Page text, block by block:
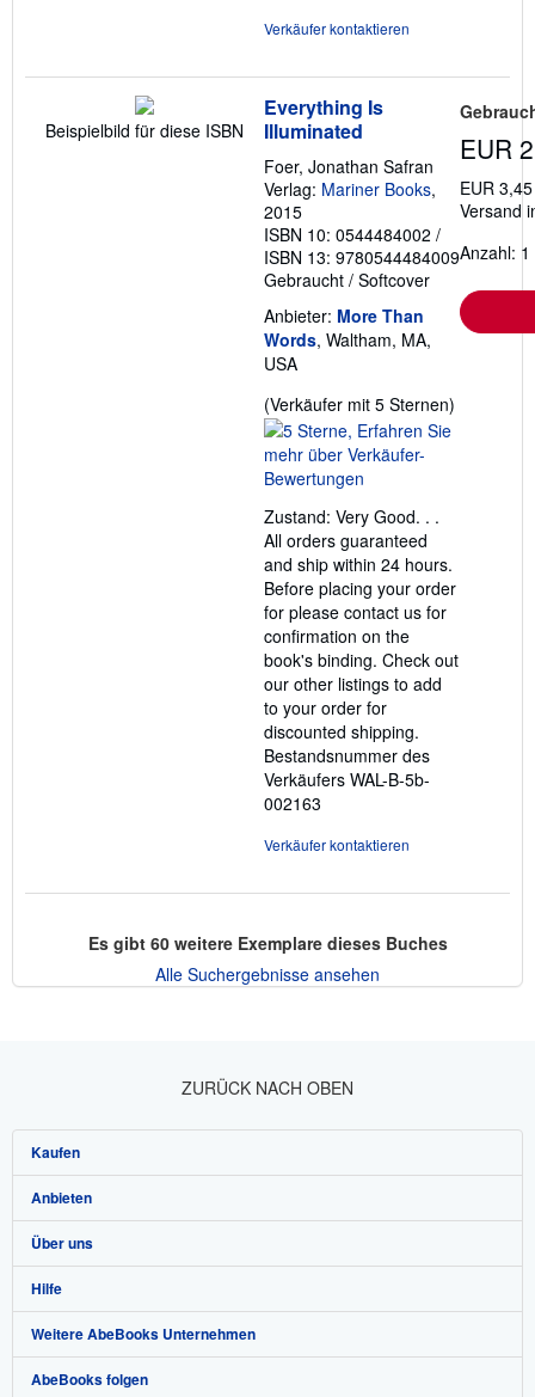
Verkäufer kontaktieren
Beispielbild für diese ISBN
Everything Is
Illuminated
Foer, Jonathan Safran
Verlag: Mariner Books,
2015
ISBN 10: 0544484002 /
ISBN 13: 9780544484009
Gebraucht / Softcover
Anbieter: More Than
Words, Waltham, MA,
USA
(Verkäufer mit 5 Sternen)
Zustand: Very Good. . .
All orders guaranteed
and ship within 24 hours.
Before placing your order
for please contact us for
confirmation on the
book's binding. Check out
our other listings to add
to your order for
discounted shipping.
Bestandsnummer des
Verkäufers WAL-B-5b-
002163
Verkäufer kontaktieren
EUR
EUR
Versand
Anzahl:
Es gibt 60weitere Exemplare dieses Buches
Alle Suchergebnisse ansehen
ZURÜCK NACH OBEN
Kaufen
Detailsuche
Sammlungen
Nutzerkonto
Meine Bestellungen
Warenkorb
Anbieten
Verkäufer werden
Partnerprogramm
Empfehlen Sie einen Verkäufer
Über uns
Über uns / Impressum
Presse
Karriere
Hilfe
Hilfebereich
Kundenservice
Weitere AbeBooks Unternehmen
AbeBooks.com
AbeBooks folgen